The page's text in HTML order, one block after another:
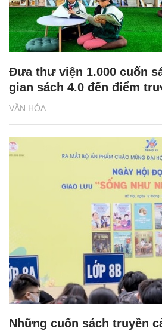
VĂN HÓA
Đưa thư viện 1.000 cuốn
gian sách 4.0 đến điểm
Những cuốn sách truyền